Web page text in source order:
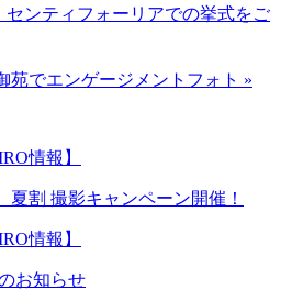
ンティフォーリアでの挙式をご
苑でエンゲージメントフォト »
情報】
夏割 撮影キャンペーン開催！
情報】
お知らせ